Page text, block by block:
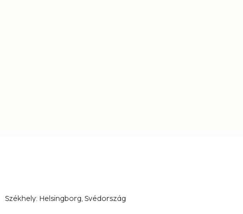
Székhely: Helsingborg, Svédország